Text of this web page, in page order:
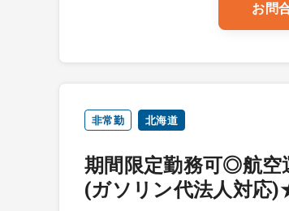
お問
非常勤 北海道
期間限定勤務可◎航
(ガソリン代法人対応